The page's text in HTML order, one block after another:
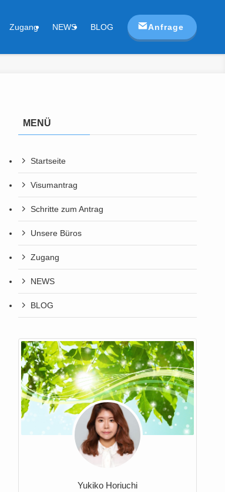
Zugang NEWS BLOG Anfrage
MENÜ
Startseite
Visumantrag
Schritte zum Antrag
Unsere Büros
Zugang
NEWS
BLOG
Yukiko Horiuchi